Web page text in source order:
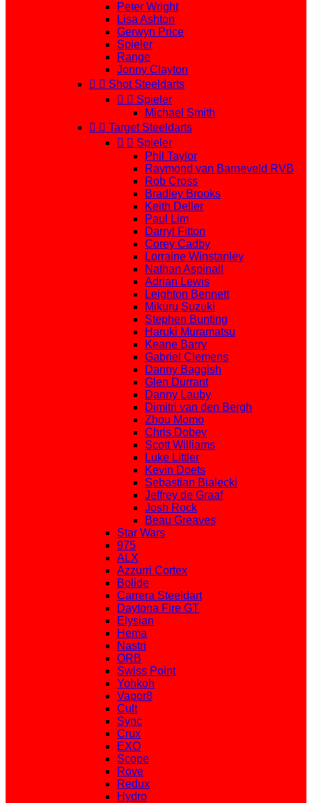
Peter Wright
Lisa Ashton
Gerwyn Price
Spieler
Range
Jonny Clayton
  Shot Steeldarts
  Spieler
Michael Smith
  Target Steeldarts
  Spieler
Phil Taylor
Raymond van Barneveld RVB
Rob Cross
Bradley Brooks
Keith Deller
Paul Lim
Darryl Fitton
Corey Cadby
Lorraine Winstanley
Nathan Aspinall
Adrian Lewis
Leighton Bennett
Mikuru Suzuki
Stephen Bunting
Haruki Muramatsu
Keane Barry
Gabriel Clemens
Danny Baggish
Glen Durrant
Danny Lauby
Dimitri van den Bergh
Zhou Momo
Chris Dobey
Scott Williams
Luke Littler
Kevin Doets
Sebastian Bialecki
Jeffrey de Graaf
Josh Rock
Beau Greaves
Star Wars
975
ALX
Azzurri Cortex
Bolide
Carrera Steeldart
Daytona Fire GT
Elysian
Hema
Nastri
ORB
Swiss Point
Yohkoh
Vapor8
Cult
Sync
Crux
EXO
Scope
Rove
Redux
Hydro